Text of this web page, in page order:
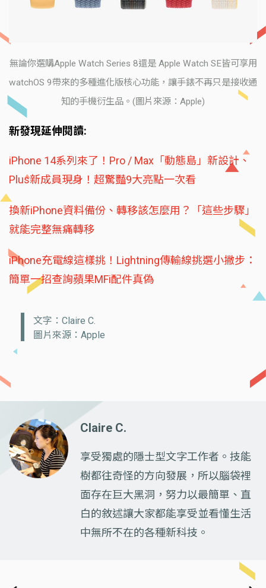
無論你選購Apple Watch Series 8還是 Apple Watch SE皆可享用
watchOS 9帶來的多種進化版核心功能，讓手錶不再只是接收通
知的手機衍生品。(圖片來源：Apple)
新發現延伸閱讀:
iPhone 14系列來了！Pro / Max「動態島」新設計、
Plus新成員現身！超驚豔9大亮點一次看
換新iPhone資料備份、轉移該怎麼用？「這些步驟」
就能完整無痛轉移
iPhone充電線這樣挑！Lightning傳輸線挑選小撇步：
簡單一招查詢蘋果MFi配件真偽
文字：Claire C.
圖片來源：Apple
Claire C.
享受獨處的隱士型文字工作者。技能
樹都往奇怪的方向發展，所以腦袋裡
面存在巨大黑洞，努力以最簡單、直
白的敘述讓大家都能享受並看懂生活
中無所不在的各種新科技。